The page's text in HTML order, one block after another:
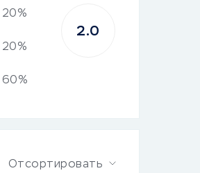
20%
20%
60%
2.0
Отсортировать